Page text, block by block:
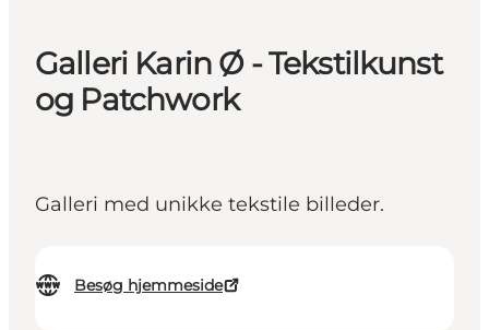
Galleri Karin Ø - Tekstilkunst
og Patchwork
Galleri med unikke tekstile billeder.
Besøg hjemmeside